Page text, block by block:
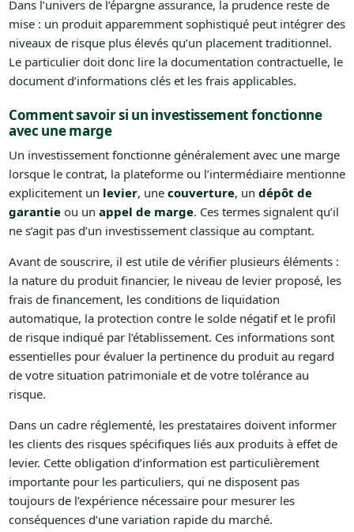
Dans l’univers de l’épargne assurance, la prudence reste de
mise : un produit apparemment sophistiqué peut intégrer des
niveaux de risque plus élevés qu’un placement traditionnel.
Le particulier doit donc lire la documentation contractuelle, le
document d’informations clés et les frais applicables.
Comment savoir si un investissement fonctionne
avec une marge
Un investissement fonctionne généralement avec une marge
lorsque le contrat, la plateforme ou l’intermédiaire mentionne
explicitement un levier, une couverture, un dépôt de
garantieou un appel de marge. Ces termes signalent qu’il
ne s’agit pas d’un investissement classique au comptant.
Avant de souscrire, il est utile de vérifier plusieurs éléments :
la nature du produit financier, le niveau de levier proposé, les
frais de financement, les conditions de liquidation
automatique, la protection contre le solde négatif et le profil
de risque indiqué par l’établissement. Ces informations sont
essentielles pour évaluer la pertinence du produit au regard
de votre situation patrimoniale et de votre tolérance au
risque.
Dans un cadre réglementé, les prestataires doivent informer
les clients des risques spécifiques liés aux produits à effet de
levier. Cette obligation d’information est particulièrement
importante pour les particuliers, qui ne disposent pas
toujours de l’expérience nécessaire pour mesurer les
conséquences d’une variation rapide du marché.